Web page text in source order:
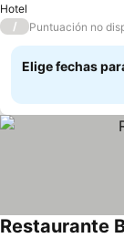
Hotel
/ Puntuación no
Elige fechas
Restaurante